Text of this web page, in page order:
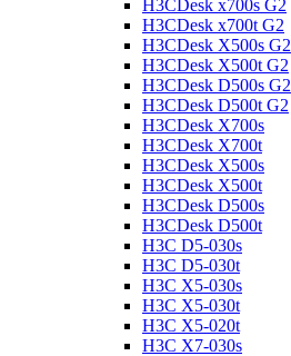
H3CDesk x700s G2
H3CDesk x700t G2
H3CDesk X500s G2
H3CDesk X500t G2
H3CDesk D500s G2
H3CDesk D500t G2
H3CDesk X700s
H3CDesk X700t
H3CDesk X500s
H3CDesk X500t
H3CDesk D500s
H3CDesk D500t
H3C D5-030s
H3C D5-030t
H3C X5-030s
H3C X5-030t
H3C X5-020t
H3C X7-030s